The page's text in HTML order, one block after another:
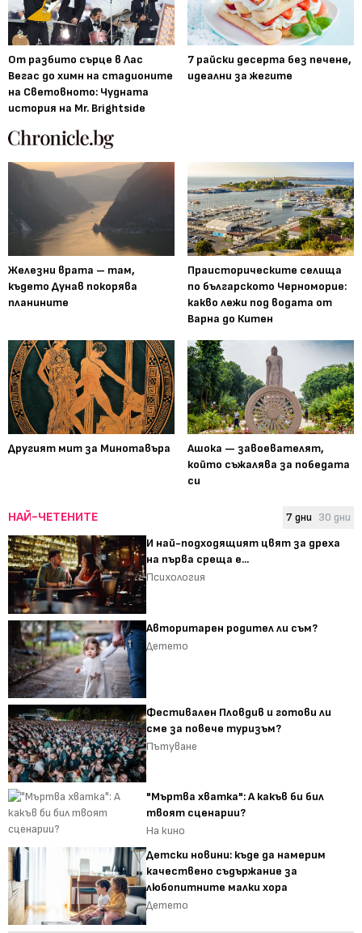
От разбито сърце в Лас
Вегас до химн на стадионите
на Световното: Чудната
история на Mr. Brightside
7 райски десерта без печене,
идеални за жегите
Железни врата – там,
където Дунав покорява
планините
Праисторическите селища
по българското Черноморие:
какво лежи под водата от
Варна до Китен
Другият мит за Минотавъра
Ашока — завоевателят,
който съжалява за победата
си
НАЙ-ЧЕТЕНИТЕ 7 дни 30 дни
И най-подходящият цвят за дреха
на първа среща е...
Психология
Авторитарен родител ли съм?
Детето
Фестивален Пловдив и готови ли
сме за повече туризъм?
Пътуване
"Мъртва хватка": А какъв би бил
твоят сценарии?
На кино
Детски новини: къде да намерим
качествено съдържание за
любопитните малки хора
Детето